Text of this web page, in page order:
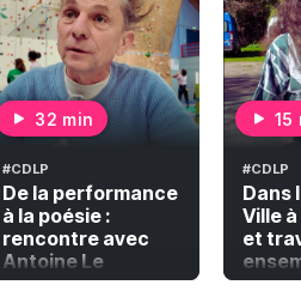
32 min
#CDLP
De la performance
à la poésie :
rencontre avec
Antoine Le
Menestrel
15
#CDLP
Dans
Ville
et
paire